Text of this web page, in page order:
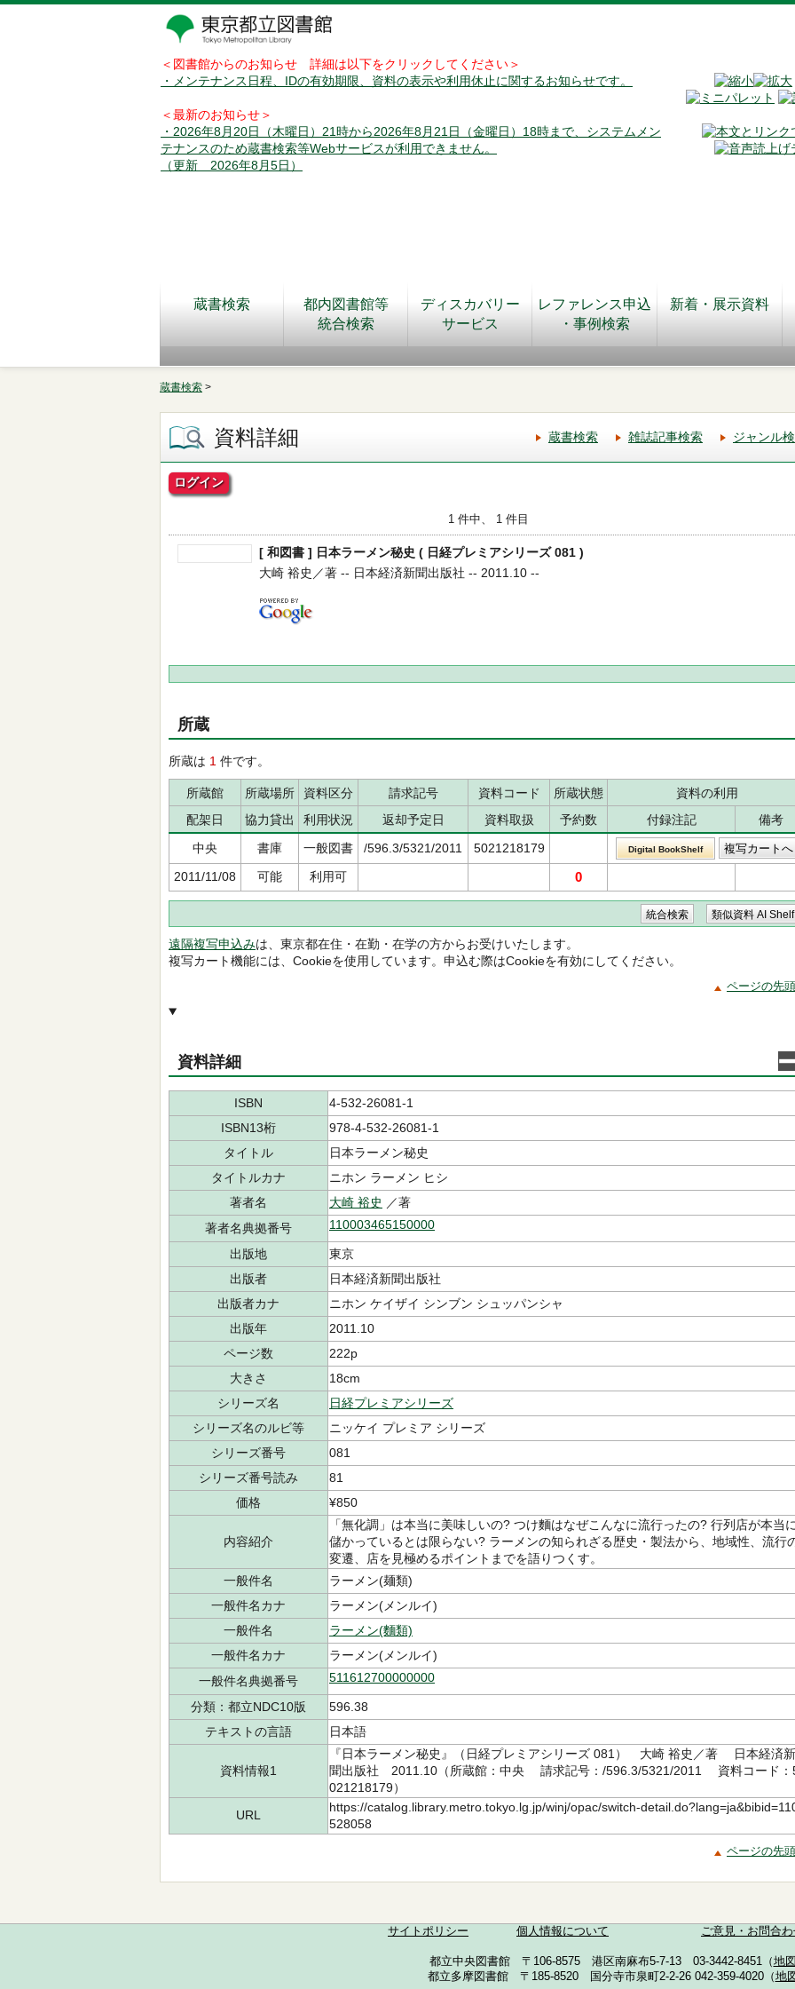
＜図書館からのお知らせ 詳細は以下をクリックしてください＞
・メンテナンス日程、IDの有効期限、資料の表示や利用休止に関するお知らせです。
＜最新のお知らせ＞
・2026年8月20日（木曜日）21時から2026年8月21日（金曜日）18時まで、システムメン
テナンスのため蔵書検索等Webサービスが利用できません。
（更新 2026年8月5日）
蔵書検索
都内図書館等
統合検索
ディスカバリー
サービス
レファレンス申込
・事例検索
新着・展示資料
蔵書検索 >
資料詳細 蔵書検索 雑誌記事検索 ジャンル
ログイン
1 件中、 1 件目
[ 和図書 ] 日本ラーメン秘史 ( 日経プレミアシリーズ 081 )
大崎 裕史／著 -- 日本経済新聞出版社 -- 2011.10 --
所蔵
所蔵は 1 件です。
所蔵館 所蔵場所 資料区分 請求記号 資料コード 所蔵状態
資料の利用
配架日
協力貸出 利用状況 返却予定日 資料取扱 予約数 付録注記
備考
中央
書庫 一般図書 /596.3/5321/2011 5021218179 Digital BookShelf
2011/11/08 可能 利用可 0
遠隔複写申込みは、東京都在住・在勤・在学の方からお受けいたします。
複写カート機能には、Cookieを使用しています。申込む際はCookieを有効にしてください。
ページの先
資料詳細
ISBN
4-532-26081-1
ISBN13桁
978-4-532-26081-1
タイトル
日本ラーメン秘史
タイトルカナ
ニホン ラーメン ヒシ
著者名
大崎 裕史 ／著
著者名典拠番号
110003465150000
出版地
東京
出版者
日本経済新聞出版社
出版者カナ
ニホン ケイザイ シンブン シュッパンシャ
出版年
2011.10
ページ数
222p
大きさ
18cm
シリーズ名
日経プレミアシリーズ
シリーズ名のルビ等
ニッケイ プレミア シリーズ
シリーズ番号
081
シリーズ番号読み
81
価格
¥850
内容紹介
「無化調」は本当に美味しいの? つけ麵はなぜこんなに流行ったの? 行列店が本当
儲かっているとは限らない? ラーメンの知られざる歴史・製法から、地域性、流行
変遷、店を見極めるポイントまでを語りつくす。
一般件名
ラーメン(麺類)
一般件名カナ
ラーメン(メンルイ)
一般件名
ラーメン(麵類)
一般件名カナ
ラーメン(メンルイ)
一般件名典拠番号
511612700000000
分類：都立NDC10版
596.38
テキストの言語
日本語
資料情報1
『日本ラーメン秘史』（日経プレミアシリーズ 081） 大崎 裕史／著 日本経済新
聞出版社 2011.10（所蔵館：中央 請求記号：/596.3/5321/2011 資料コード：
021218179）
URL
https://catalog.library.metro.tokyo.lg.jp/winj/opac/switch-
528058
ページの先
サイトポリシー 個人情報について ご意見・お問合
都立中央図書館 〒106-8575 港区南麻布5-7-13 03-3442-8451（地
都立多摩図書館 〒185-8520 国分寺市泉町2-2-26 042-359-4020（地